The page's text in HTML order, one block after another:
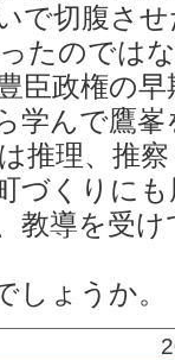
で切腹さ
たのでは
臣政権の
学んで鷹
推理、推
づくりに
教導を受
ょうか。